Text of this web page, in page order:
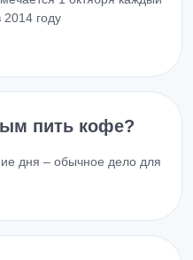
году
пить кофе?
дня – обычное дело для